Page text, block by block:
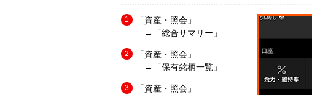
「資産・照会」
→「総合サマリー」
「資産・照会」
→「保有銘柄一覧」
「資産・照会」